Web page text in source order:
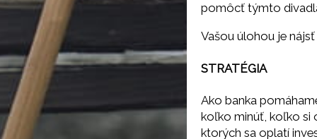
pomôcť týmto
Vašou úlohou je
STRATÉGIA
Ako banka
koľko minúť, koľko si
ktorých sa oplatí